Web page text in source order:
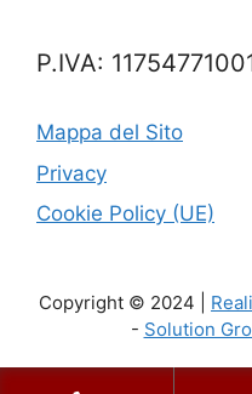
P.IVA:
Mappa del Sito
Privacy
Cookie Policy (UE)
Copyright © 2024 |
- Solution